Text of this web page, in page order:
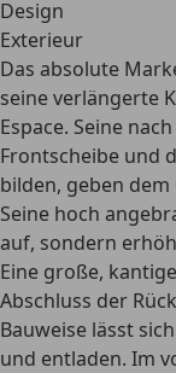
Design
Exterieur
Das absolute
seineverlängerte
Espace. Seine
Frontscheibe und
bilden, geben
Seine hoch
auf, sondern
Eine große,
Abschluss der
Bauweise lässt
und entladen. Im